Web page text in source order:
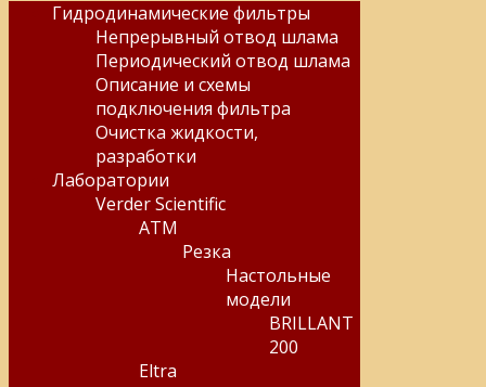
Гидродинамические фильтры
Непрерывный отвод шлама
Периодический отвод шлама
Описание и схемы
подключения фильтра
Очистка жидкости,
разработки
Лаборатории
Verder Scientific
ATM
Резка
Настольные
модели
BRILLANT
200
Eltra